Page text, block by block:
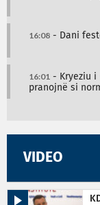
16:08 - Dani
16:01 - Kryeziu i
pranojnë si
VIDEO